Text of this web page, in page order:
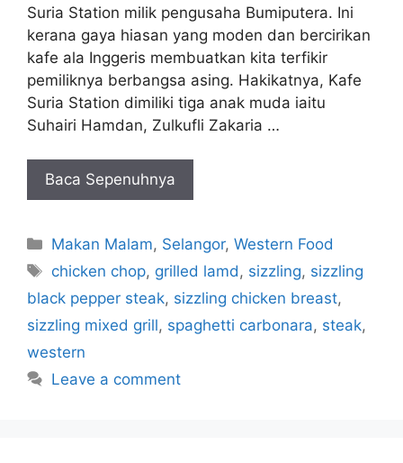
Suria Station milik pengusaha Bumiputera. Ini
kerana gaya hiasan yang moden dan bercirikan
kafe ala Inggeris membuatkan kita terfikir
pemiliknya berbangsa asing. Hakikatnya, Kafe
Suria Station dimiliki tiga anak muda iaitu
Suhairi Hamdan, Zulkufli Zakaria …
Baca Sepenuhnya
Categories
Makan Malam, Selangor,Western Food
Tags
chicken chop, grilled lamd, sizzling, sizzling
black pepper steak, sizzling chicken breast,
sizzling mixed grill, spaghetti carbonara, steak,
western
Leave a comment